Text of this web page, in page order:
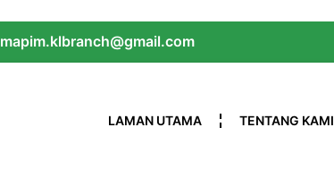
mapim.klbranch@gmail.com
LAMAN UTAMA TENTANG KAMI